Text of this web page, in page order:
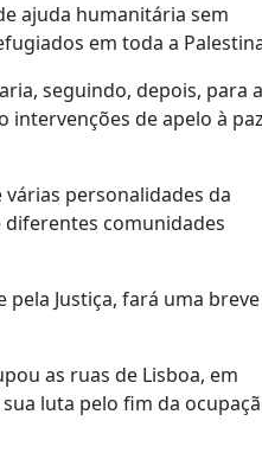
ajuda humanitária sem
em toda a
seguindo, depois, para a
intervenções de apelo à
várias personalidades da
comunidades
pela Justiça, fará uma breve
as ruas de Lisboa, em
luta pelo fim da